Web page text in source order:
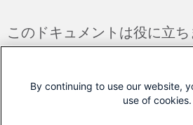
このドキュメントは役に立
By continuing to use our website,
use of cookies.